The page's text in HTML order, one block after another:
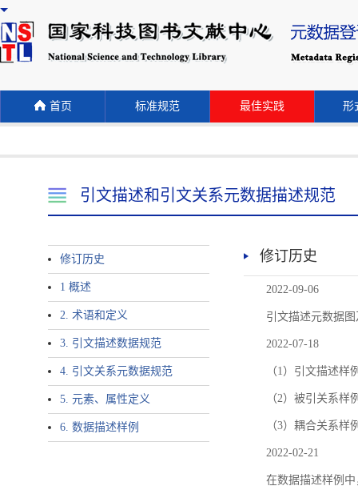
首页 标准规范 最佳实践 形
引文描述和引文关系元数据描述规范
修订历史
1 概述
2. 术语和定义
3. 引文描述数据规范
4. 引文关系元数据规范
5. 元素、属性定义
6. 数据描述样例
修订历史
2022-09-06
引文描述元数据
2022-07-18
（1）引文描述样
（2）被引关系
（3）耦合关系
2022-02-21
在数据描述样例